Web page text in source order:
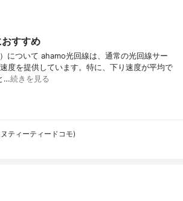
すすめ
について ahamo光回線は、通常の光回線サー
度を提供しています。特に、下り速度が平均で
…続きを見る
ティーティードコモ)